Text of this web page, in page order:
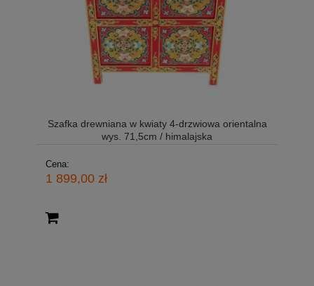
Szafka drewniana w kwiaty 4-drzwiowa orientalna
wys. 71,5cm / himalajska
Cena:
1 899,00 zł